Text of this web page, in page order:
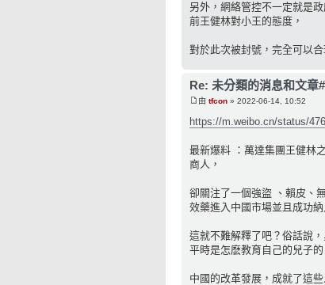
另外，網絡管控不一定就是
前王健林對小王的態度，
對於此次被封號，完全可以
Re: 未分類的消息和文章
由 tfcon» 2022-06-14, 10:52
https://m.weibo.cn/status/
最新爆料 ：萬達集團王健林
商人，
卻關注了一個強盜 、賴皮、
效藥進入中國市場並且成功
這就不難解釋了吧？俗話說
平時是怎麽教育自己的兒子的
中國的改革發展，成就了這